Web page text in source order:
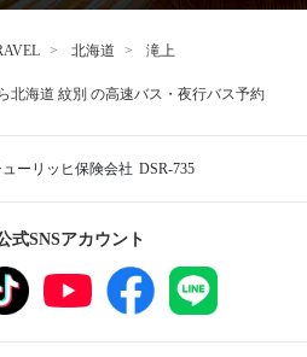
北海道
滝上
北海道 紋別 の高速バス・夜行バス予約
ーリッヒ保険会社 DSR-735
式SNSアカウント